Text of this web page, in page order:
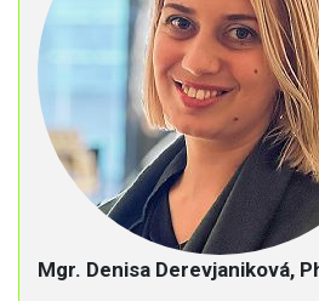
Mgr. Denisa Derevjaniková,